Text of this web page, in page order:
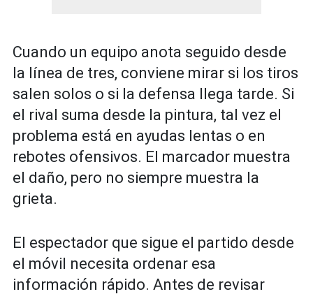
Cuando un equipo anota seguido desde
la línea de tres, conviene mirar si los tiros
salen solos o si la defensa llega tarde. Si
el rival suma desde la pintura, tal vez el
problema está en ayudas lentas o en
rebotes ofensivos. El marcador muestra
el daño, pero no siempre muestra la
grieta.
El espectador que sigue el partido desde
el móvil necesita ordenar esa
información rápido. Antes de revisar